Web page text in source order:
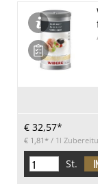
€ 32,57*
€ 1,81* / 1l
St.